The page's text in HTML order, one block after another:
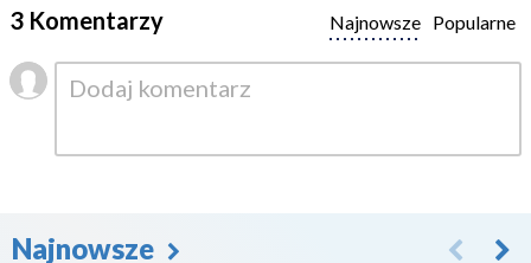
3 Komentarzy Popularne
Najnowsze
Najnowsze